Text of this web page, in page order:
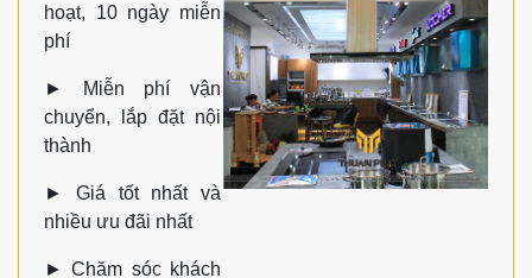
hoạt, 10 ngày miễn
phí
►
Miễn phí vận
chuyển, lắp đặt nội
thành
► Giá tốt nhất và
nhiều ưu đãi nhất
►Chăm sóc khách